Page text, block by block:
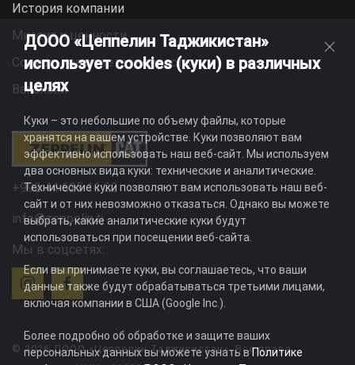
История компании
Миссия и ценности
Социальная ответственность
Вакансии
+992 44 625 11 22
info@zeppelin.tj
Мы в соцсетях:
© 2026 ДООО «Цеппелин Таджикистан». Все права
ДООО «Цеппелин Таджикистан»
использует cookies (куки) в различных
целях
Куки – это небольшие по объему файлы, которые
хранятся на вашем устройстве. Куки позволяют вам
эффективно использовать наш веб-сайт. Мы используем
два основных вида куки: технические и аналитические.
Технические куки позволяют вам использовать наш веб-
сайт и от них невозможно отказаться. Однако вы можете
выбрать, какие аналитические куки будут
использоваться при посещении веб-сайта.
Если вы принимаете куки, вы соглашаетесь, что ваши
данные также будут обрабатываться третьими лицами,
включая компании в США (Google Inc.).
Более подробно об обработке и защите ваших
персональных данных вы можете узнать вПолитике